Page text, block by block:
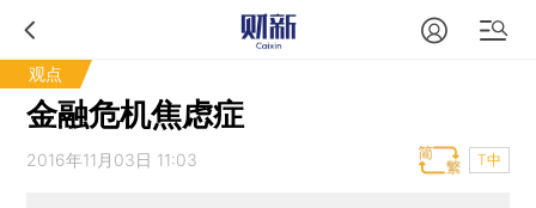
观点
金融危机焦虑症
2016年11月03日 11:03 T中